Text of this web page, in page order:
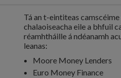
Tá an t-eintiteas
chalaoiseacha eile a bhfuil
réamhtháille á ndéanamh
leanas:
Moore Money Lenders
Euro Money Finance